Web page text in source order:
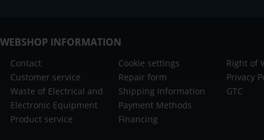
WEBSHOP INFORMATION
Contact
Customer service
Waste of Electrical and
Electronic Equipment
Product service
Cookie settings
Repair form
Shipping Information
Payment Methods
Financing
Right of
Privacy
GTC